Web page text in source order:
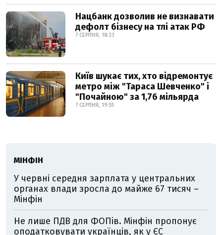
Нацбанк дозволив не визнавати
дефолт бізнесу на тлі атак РФ
7 СЕРПНЯ, 18:33
Київ шукає тих, хто відремонтує
метро між "Тараса Шевченко" і
"Почайною" за 1,76 мільярда
7 СЕРПНЯ, 19:55
МІНФІН
У червні середня зарплата у центральних
органах влади зросла до майже 67 тисяч –
Мінфін
Не лише ПДВ для ФОПів. Мінфін пропонує
оподатковувати українців, як у ЄС